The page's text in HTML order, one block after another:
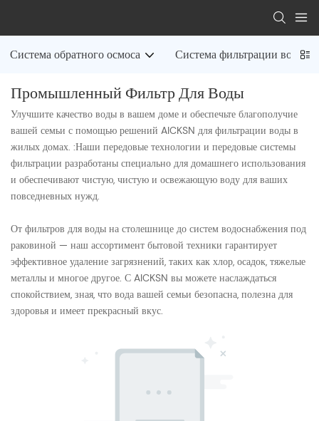
Система обратного осмоса Система фильтрации воды
Промышленный Фильтр Для Воды
Улучшите качество воды в вашем доме и обеспечьте благополучие
вашей семьи с помощью решений AICKSN для фильтрации воды в
жилых домах. :Наши передовые технологии и передовые системы
фильтрации разработаны специально для домашнего использования
и обеспечивают чистую, чистую и освежающую воду для ваших
повседневных нужд.
От фильтров для воды на столешнице до систем водоснабжения под
раковиной — наш ассортимент бытовой техники гарантирует
эффективное удаление загрязнений, таких как хлор, осадок, тяжелые
металлы и многое другое. С AICKSN вы можете наслаждаться
спокойствием, зная, что вода вашей семьи безопасна, полезна для
здоровья и имеет прекрасный вкус.